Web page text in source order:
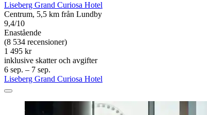
Liseberg Grand Curiosa Hotel
Centrum, 5,5 km från Lundby
9,4/10
Enastående
(8 534 recensioner)
1 495 kr
inklusive skatter och avgifter
6 sep. – 7 sep.
Liseberg Grand Curiosa Hotel